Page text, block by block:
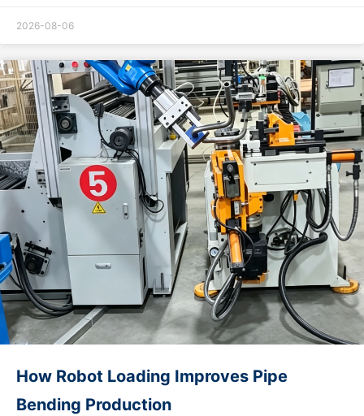
supplying standard regular‑version machines. Verify real
manufacturing capacity and avoid trading middlemen
Evaluate technical matching capability Send complete tube
parameters to the manufacturer: tube outer diameter, wall
thickness, material (carbon…
2026-08-06
How Robot Loading Improves Pipe
Bending Production